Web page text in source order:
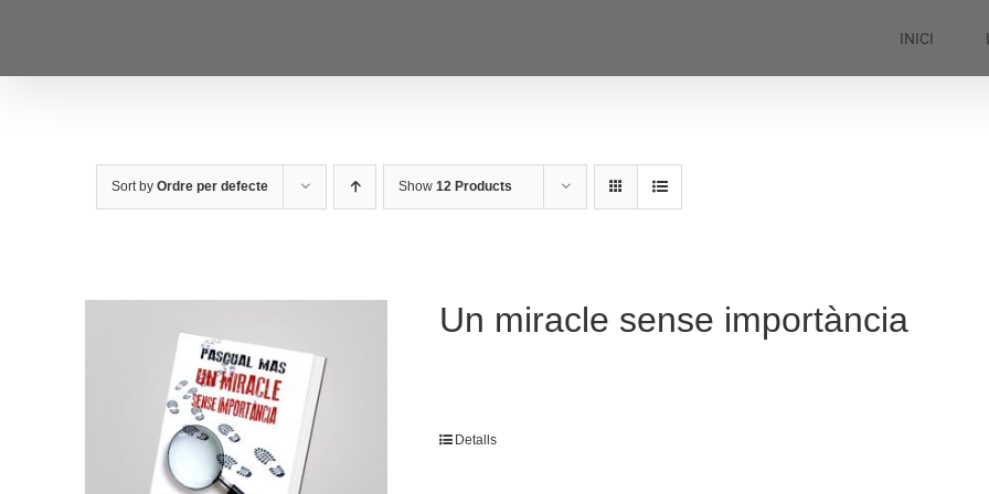
content
INICI
Sort by Ordre per defecte Show 12 Products
Un miracle sense importància
Detalls